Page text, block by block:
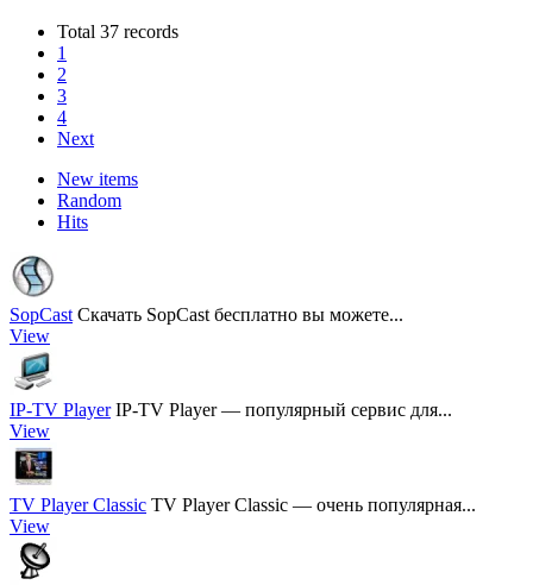
Total 37 records
1
2
3
4
Next
New items
Random
Hits
SopCast Скачать SopCast бесплатно вы можете...
View
IP-TV Player IP-TV Player — популярный сервис для...
View
TV Player Classic TV Player Classic — очень популярная...
View